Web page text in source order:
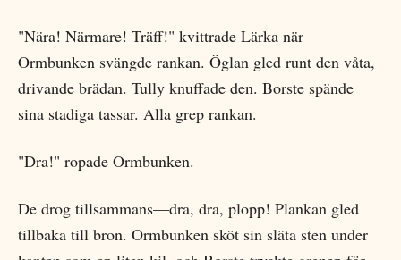
"Nära! Närmare! Träff!" kvittrade Lärka när
Ormbunken svängde rankan. Öglan gled runt den våta,
drivande brädan. Tully knuffade den. Borste spände
sina stadiga tassar. Alla grep rankan.
"Dra!" ropade Ormbunken.
De drog tillsammans—dra, dra, plopp! Plankan gled
tillbaka till bron. Ormbunken sköt sin släta sten under